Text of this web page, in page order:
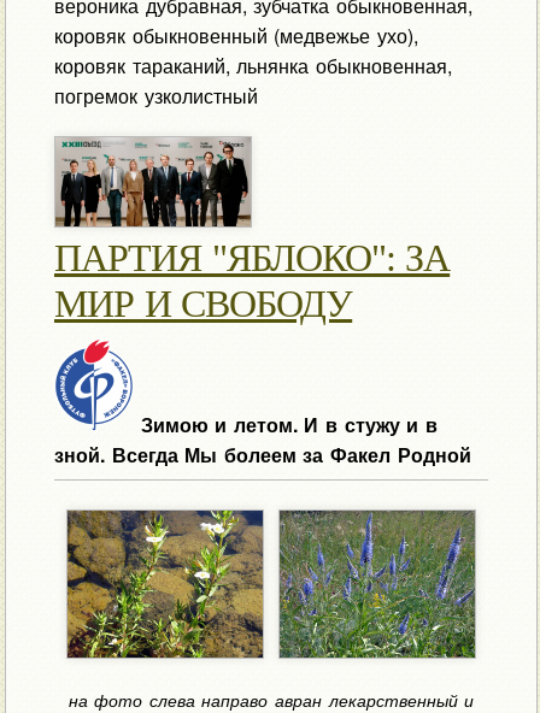
коровяк обыкновенный (медвежье ухо),
коровяк тараканий, льнянка обыкновенная,
погремок узколистный
ПАРТИЯ "ЯБЛОКО": ЗА
МИР И СВОБОДУ
Зимою и летом. И в стужу и в
зной. Всегда Мы болеем за Факел Родной
на фото слева направо авран лекарственный и